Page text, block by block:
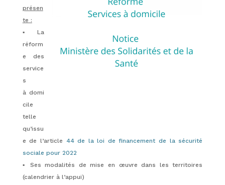
présen
te :
▪️ La
réform
e des
service
s
à domi
cile
telle
qu’issu
e de l’article
44 de la loi de financement de la sécurité
sociale pour 2022
▪️ Ses modalités de mise en œuvre dans les territoires
(calendrier à l’appui)